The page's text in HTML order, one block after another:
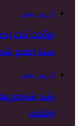
2 روز پیش
سند اعلام
3 روز پیش
رشد
اختلاف